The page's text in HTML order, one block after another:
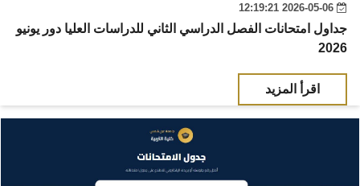
جداول امتحانات الفصل الدراسي الثاني للدراسات العليا دور يونيو
2026
اقرأ المزيد